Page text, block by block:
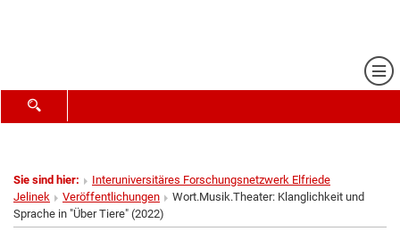
SUCHFORMULAR ÖFFNEN
Sie sind hier:
Interuniversitäres Forschungsnetzwerk Elfriede
Jelinek
Veröffentlichungen
Wort.Musik.Theater: Klanglichkeit und
Sprache in "Über Tiere" (2022)